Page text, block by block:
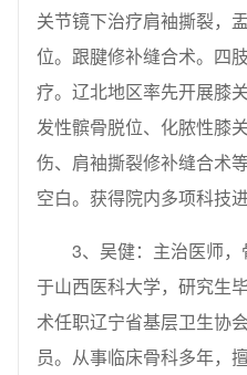
关节镜下治疗肩袖撕裂，
位。跟腱修补缝合术。四
疗。辽北地区率先开展膝
发性髌骨脱位、化脓性膝
伤、肩袖撕裂修补缝合术
空白。获得院内多项科技进
3、吴健：主治医师
于山西医科大学，研究生
术任职辽宁省基层卫生协
员。从事临床骨科多年，